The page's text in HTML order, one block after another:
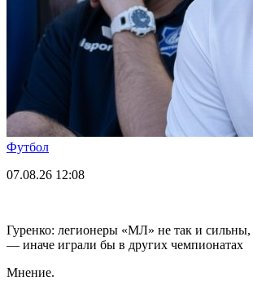
Футбол
07.08.26 12:08
Гуренко: легионеры «МЛ» не так и сильны,
— иначе играли бы в других чемпионатах
Мнение.